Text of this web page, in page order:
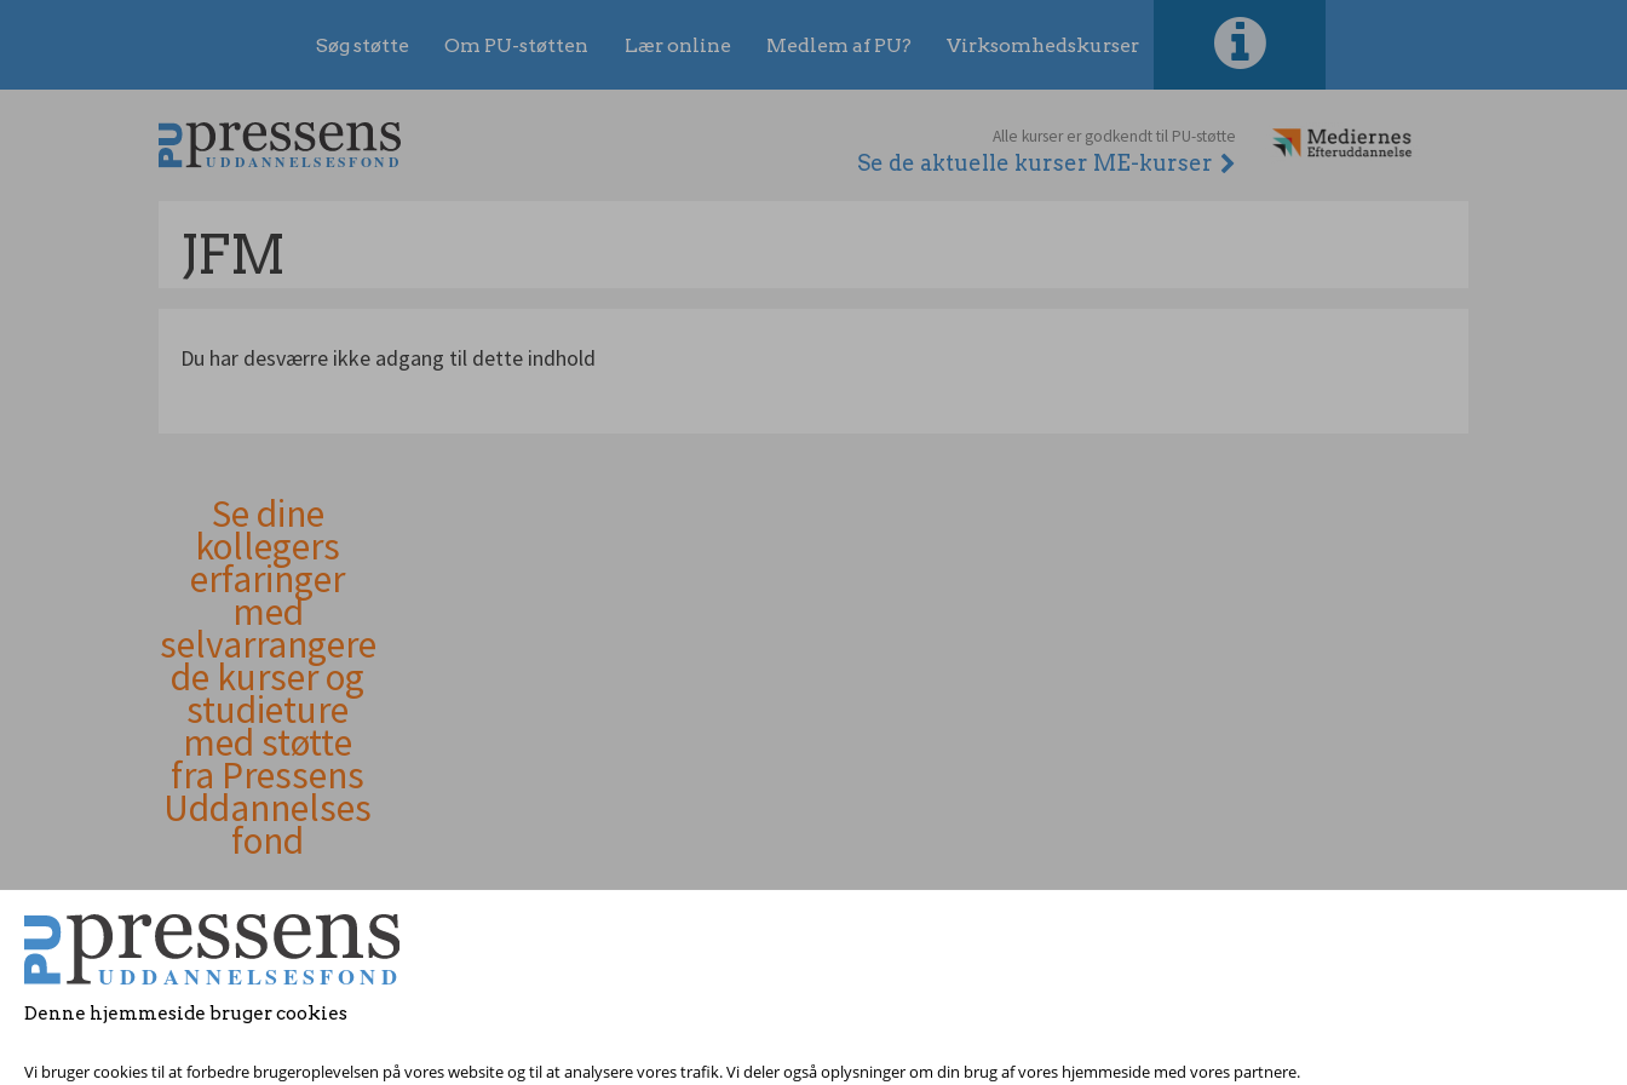
Denne hjemmeside bruger cookies
Vi bruger cookies til at forbedre brugeroplevelsen på vores website og til at analysere vores trafik. Vi deler også oplysninger om din brug af vores hjemmeside med vores partnere.
Søg støtte Om PU-støtten Lær online Medlem af PU? Virksomhedskurser
Alle kurser er godkendt til PU-støtte
Se de aktuelle kurser ME-kurser
JFM
Du har desværre ikke adgang til dette indhold
Andet
indhold
Se dine
kollegers
erfaringer
med
selvarrangere
de kurser og
studieture
med støtte
fra Pressens
Uddannelses
fond